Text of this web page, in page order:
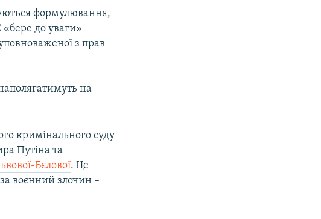
формулювання,
до уваги»
з прав
на
кримінального суду
Путіна та
Бєлової. Це
воєнний злочин –